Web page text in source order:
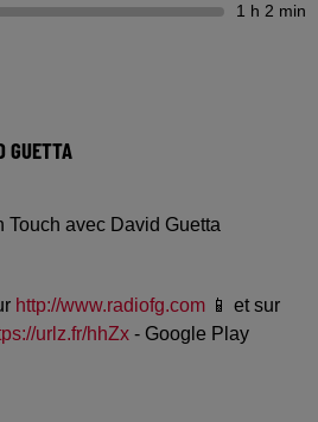
1 h 2 min
GUETTA
Touch avec David Guetta
http://www.radiofg.com 📱 et sur
urlz.fr/hhZx - Google Play